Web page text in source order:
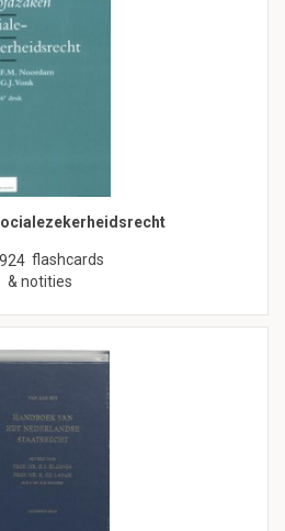
924 flashcards
& notities